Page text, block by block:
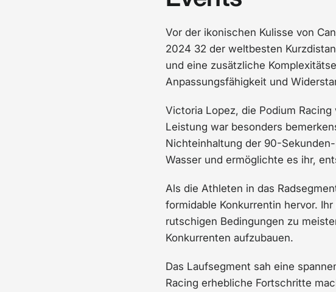
Vor der ikonischen Kulisse von
2024 32 der weltbesten
und eine zusätzliche
Anpassungsfähigkeit und
Victoria Lopez, die Podium
Leistung war besonders
Nichteinhaltung der 90-
Wasser und ermöglichte es ihr,
Als die Athleten in das
formidable Konkurrentin hervor.
rutschigen Bedingungen zu
Konkurrenten aufzubauen.
Das Laufsegment sah eine
Racing erhebliche Fortschritte